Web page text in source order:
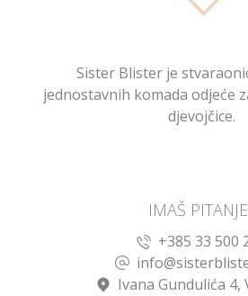
Sister Blister je
jednostavnih komada odjeće
djevojčice.
IMAŠ
+385 33 500
Ivana Gundulića 4,